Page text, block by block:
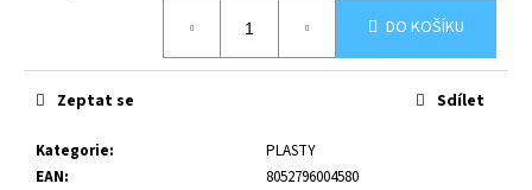
DO KOŠÍKU
Kategorie:
PLASTY
EAN:
8052796004580
Zeptat se Sdílet
o
u